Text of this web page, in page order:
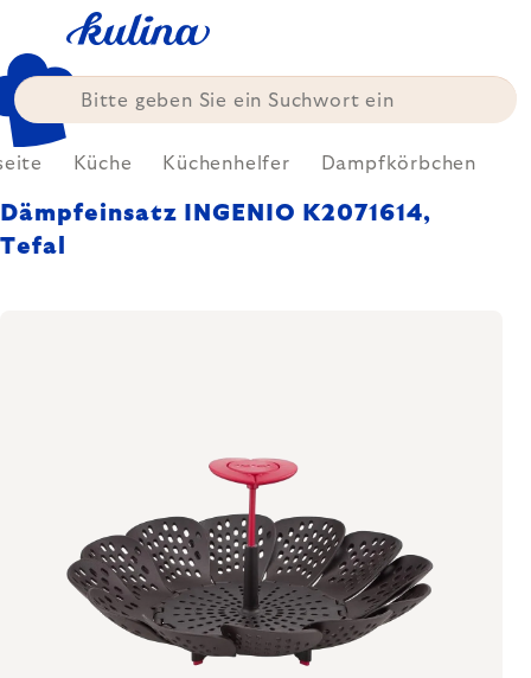
springen
Küche Küchenhelfer Dampfkörbchen
Dämpfeinsatz INGENIO K2071614,
Tefal